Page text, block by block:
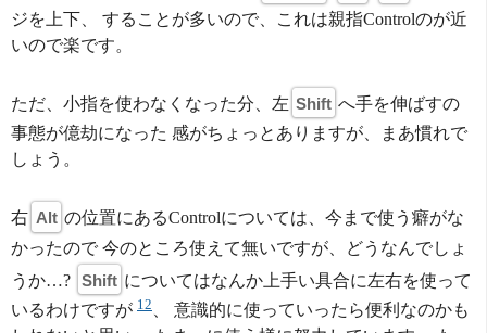
ジを上下、 することが多いので、これは親指Controlのが近
いので楽です。
ただ、小指を使わなくなった分、左 Shift へ手を伸ばすの
事態が億劫になった 感がちょっとありますが、まあ慣れで
しょう。
右 Alt の位置にあるControlについては、今まで使う癖がな
かったので 今のところ使えて無いですが、どうなんでしょ
うか…? Shift についてはなんか上手い具合に左右を使って
いるわけですが 12
、 意識的に使っていったら便利なのかも